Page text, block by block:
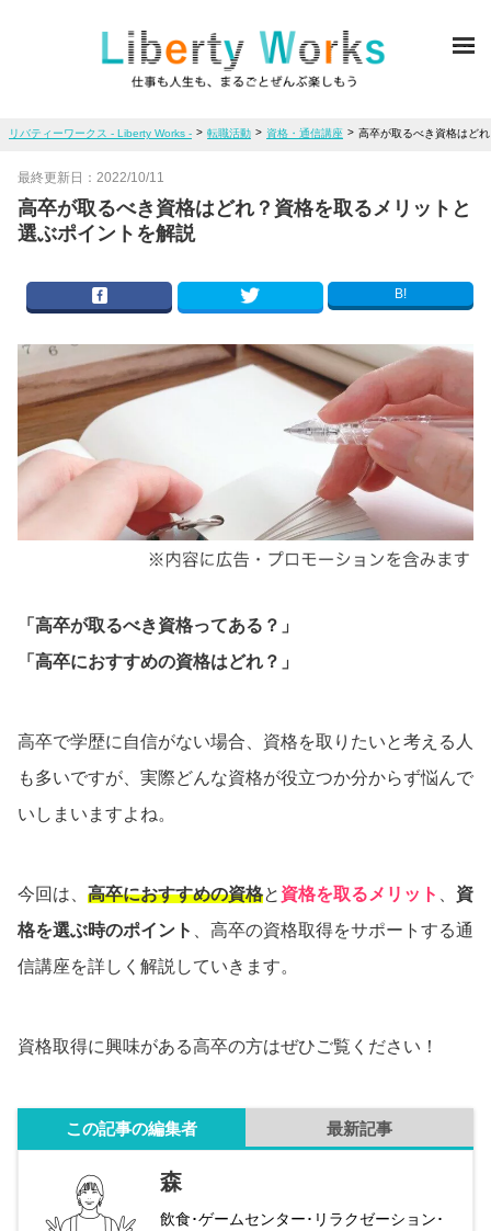
リバティーワークス - Liberty Works - > 転職活動 > 資格・通信講座 > 高卒が取るべき資格はど
最終更新日： 2022/10/11
高卒が取るべき資格はどれ？資格を取るメリットと
選ぶポイントを解説
B!
「高卒が取るべき資格ってある？」
「高卒におすすめの資格はどれ？」
高卒で学歴に自信がない場合、資格を取りたいと考える人
も多いですが、実際どんな資格が役立つか分からず悩んで
いしまいますよね。
今回は、 高卒におすすめの資格と 資格を取るメリット
資
格を選ぶ時のポイント
、高卒の資格取得をサポートする通
信講座を詳しく解説していきます。
資格取得に興味がある高卒の方はぜひご覧ください！
この記事の編集者 最新記事
森
飲食･ゲームセンター･リラクゼーション･